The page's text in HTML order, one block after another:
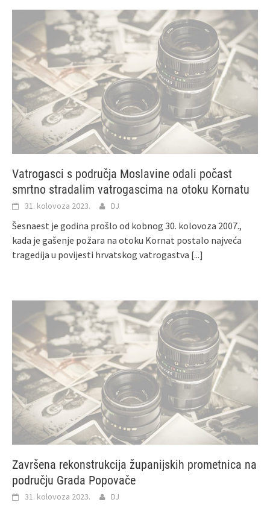
Vatrogasci s područja Moslavine odali počast
smrtno stradalim vatrogascima na otoku Kornatu
31. kolovoza 2023. DJ
Šesnaest je godina prošlo od kobnog 30. kolovoza 2007.,
kada je gašenje požara na otoku Kornat postalo najveća
tragedija u povijesti hrvatskog vatrogastva [...]
Završena rekonstrukcija županijskih prometnica na
području Grada Popovače
31. kolovoza 2023. DJ